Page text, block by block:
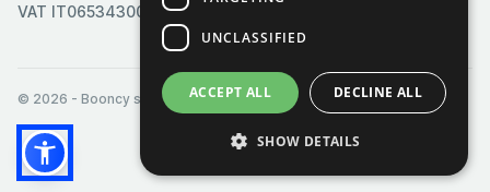
VAT IT06534300485
© 2026 - Booncy srl - VAT IT06534300485
UNCLASSIFIED
ACCEPT ALL DECLINE ALL
SHOW DETAILS